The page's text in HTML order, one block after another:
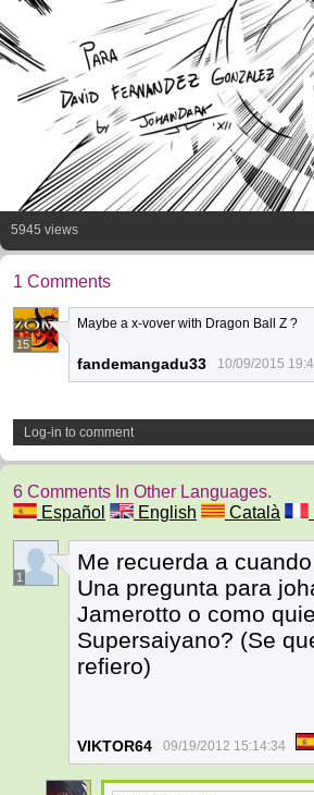
5945 views
1 Comments
15
Maybe a x-vover with Dragon Ball Z ?
fandemangadu33 10/09/2015
Log-in to comment
6 Comments In Other Languages.
Español
English Català
1
Me recuerda a
Una pregunta para
Jamerotto o como
Supersaiyano? (Se
refiero)
VIKTOR64 09/19/2012 15:14:34